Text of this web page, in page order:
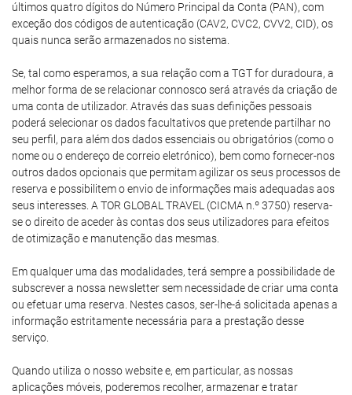
últimos quatro dígitos do Número Principal da Conta (PAN), com
exceção dos códigos de autenticação (CAV2, CVC2, CVV2, CID), os
quais nunca serão armazenados no sistema.
Se, tal como esperamos, a sua relação com a TGT for duradoura, a
melhor forma de se relacionar connosco será através da criação de
uma conta de utilizador. Através das suas definições pessoais
poderá selecionar os dados facultativos que pretende partilhar no
seu perfil, para além dos dados essenciais ou obrigatórios (como o
nome ou o endereço de correio eletrónico), bem como fornecer-nos
outros dados opcionais que permitam agilizar os seus processos de
reserva e possibilitem o envio de informações mais adequadas aos
seus interesses. A TOR GLOBAL TRAVEL (CICMA n.º 3750) reserva-
se o direito de aceder às contas dos seus utilizadores para efeitos
de otimização e manutenção das mesmas.
Em qualquer uma das modalidades, terá sempre a possibilidade de
subscrever a nossa newsletter sem necessidade de criar uma conta
ou efetuar uma reserva. Nestes casos, ser-lhe-á solicitada apenas a
informação estritamente necessária para a prestação desse
serviço.
Quando utiliza o nosso website e, em particular, as nossas
aplicações móveis, poderemos recolher, armazenar e tratar